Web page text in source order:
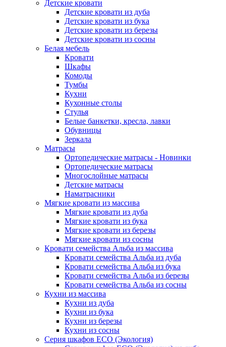
Детские кровати
Детские кровати из дуба
Детские кровати из бука
Детские кровати из березы
Детские кровати из сосны
Белая мебель
Кровати
Шкафы
Комоды
Тумбы
Кухни
Кухонные столы
Стулья
Белые банкетки, кресла, лавки
Обувницы
Зеркала
Матрасы
Ортопедические матрасы - Новинки
Ортопедические матрасы
Многослойные матрасы
Детские матрасы
Наматрасники
Мягкие кровати из массива
Мягкие кровати из дуба
Мягкие кровати из бука
Мягкие кровати из березы
Мягкие кровати из сосны
Кровати семейства Альба из массива
Кровати семейства Альба из дуба
Кровати семейства Альба из бука
Кровати семейства Альба из березы
Кровати семейства Альба из сосны
Кухни из массива
Кухни из дуба
Кухни из бука
Кухни из березы
Кухни из сосны
Серия шкафов ECO (Экология)